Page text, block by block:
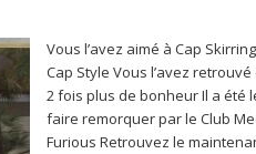
Vous l’avez aimé à Cap
Cap Style Vous l’avez
2 fois plus de bonheur Il a été
faire remorquer par le Club
Furious Retrouvez le